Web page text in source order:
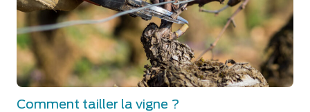
Comment tailler la vigne ?